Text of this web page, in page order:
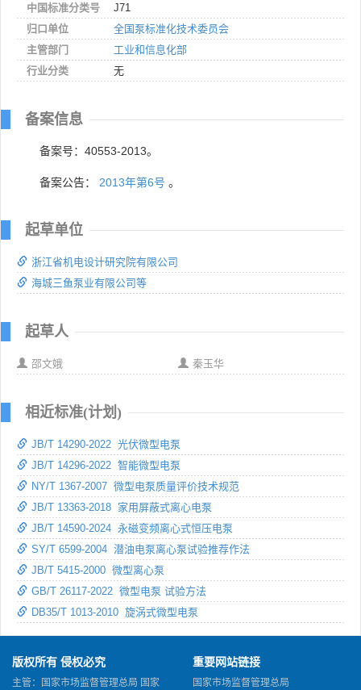
中国标准分类号
J71
归口单位
全国泵标准化技术委员会
主管部门
工业和信息化部
行业分类
无
备案信息
备案号：40553-2013。
备案公告： 2013年第6号 。
起草单位
浙江省机电设计研究院有限公司
海城三鱼泵业有限公司等
起草人
邵文娥 秦玉华
相近标准(计划)
JB/T 14290-2022 光伏微型电泵
JB/T 14296-2022 智能微型电泵
NY/T 1367-2007 微型电泵质量评价技术规范
JB/T 13363-2018 家用屏蔽式离心电泵
JB/T 14590-2024 永磁变频离心式恒压电泵
SY/T 6599-2004 潜油电泵离心泵试验推荐作法
JB/T 5415-2000 微型离心泵
GB/T 26117-2022 微型电泵 试验方法
DB35/T 1013-2010 旋涡式微型电泵
版权所有 侵权必究
主管：国家市场监督管理总局 国家
重要网站链接
国家市场监督管理总局